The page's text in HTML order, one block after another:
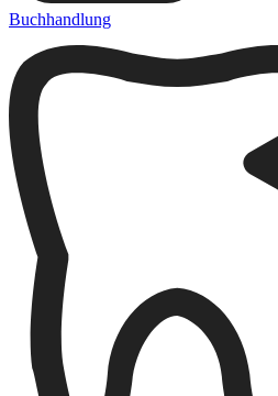
Buchhandlung